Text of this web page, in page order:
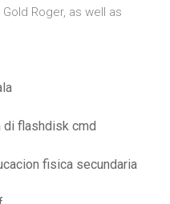
Roger, as well as
di flashdisk cmd
fisica secundaria